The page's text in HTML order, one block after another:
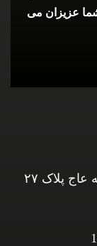
عزیزان می
شریعتی بالاتر از پل رومی کوچه عاج پلاک ۲۷